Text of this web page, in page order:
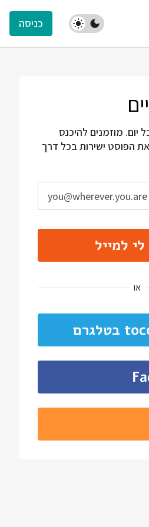
כניסה
מוזמנים להיכנס
הפוסט ישירות בכל דרך
למייל
או